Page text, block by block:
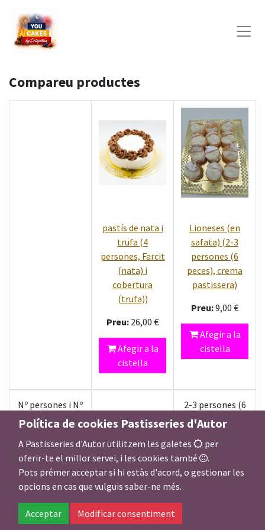
Compareu productes
pastís de nata i
trufa (4
persones, Farcit
(nata) i
cobertura
(trufa))
Preu: 26,00 €
Afegir a la
cistella
Lioneses (en
safata) (2-3
persones (6
peces), crema
pastissera)
Preu:9,00 €
Afegir a la
cistella
Nº persones i Nº
peces (aprox.)
2-3 persones (6
peces)
Nº persones
pastis de nata i
trufa
4 persones
Farcit dolç
lioneses
Política de cookies Pastisseries d'Autor
A Pastisseries d'Autor utilitzem les galetes
per
oferir-te el millor servei, i les cookies també
.
Pots prémer acceptar si hi estàs d'acord, o gestionar les
opcions en cas que vulguis saber-ne més.
Acceptar Modificar consentiment